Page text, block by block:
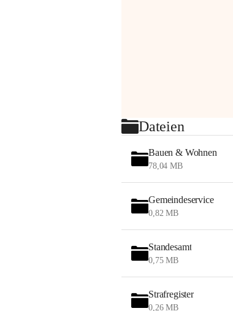
Dateien
Bauen & Wohnen
78,04 MB
Gemeindeservice
0,82 MB
Standesamt
0,75 MB
Strafregister
0,26 MB